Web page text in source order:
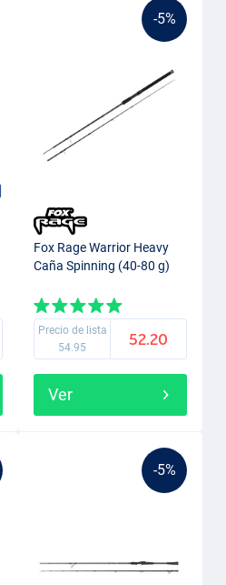
-5%
Fox Rage Warrior Heavy
Caña Spinning (40-80 g)
Precio de lista
54.95
52.20
Ver
-5%